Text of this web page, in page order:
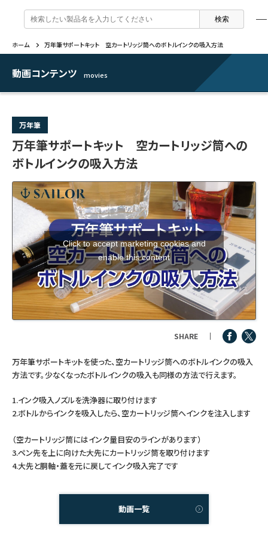
検
索
:
製品情報 戻る
ボールペン
シャープペンシル
複合筆記具
マーキングペン
ふでペン
つけペン・インク
その他文房具
企業情報 戻る
採用情報
IR・CSR情報
企業情報
特集 戻る
動画コンテンツを見る
特集
よくあるご質問 戻る
芯の交換・補充方法について
よくあるご質問
ホーム 万年筆サポートキット 空カートリッジ筒へのボトルインクの吸入方法
動画コンテンツ movies
万年筆
万年筆サポートキット 空カートリッジ筒への
ボトルインクの吸入方法
Click to accept marketing cookies and
enable this content
SHARE
万年筆サポートキットを使った、空カートリッジ筒へのボトルインクの吸入
方法です。少なくなったボトルインクの吸入も同様の方法で行えます。
1.インク吸入ノズルを洗浄器に取り付けます
2.ボトルからインクを吸入したら、空カートリッジ筒へインクを注入します
（空カートリッジ筒にはインク量目安のラインがあります）
3.ペン先を上に向けた大先にカートリッジ筒を取り付けます
4.大先と胴軸・蓋を元に戻してインク吸入完了です
動画一覧